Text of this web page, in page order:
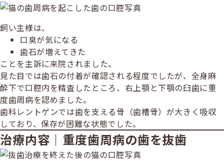
飼い主様は、
口臭が気になる
歯石が増えてきた
ことを主訴に来院されました。
見た目では歯石の付着が確認される程度でしたが、全身麻
酔下で口腔内を精査したところ、右上顎と下顎の臼歯に重
度歯周病を認めました。
歯科レントゲンでは歯を支える骨（歯槽骨）が大きく吸収
しており、保存が困難な状態でした。
治療内容｜重度歯周病の歯を抜歯